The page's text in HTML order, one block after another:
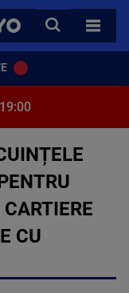
CAUTA
TOATE
CU